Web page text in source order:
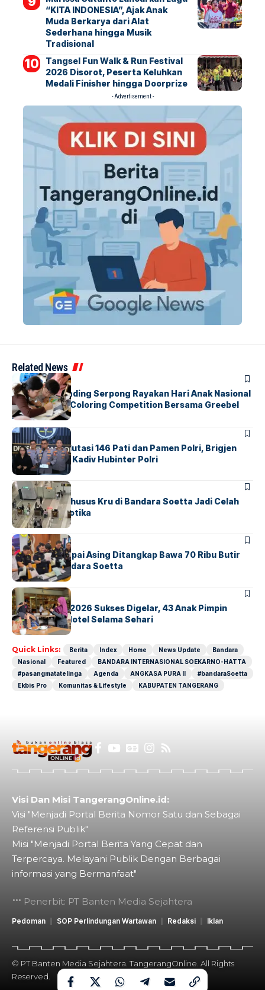
“KITA INDONESIA”, Ajak Anak
Muda Berkarya dari Alat
Sederhana hingga Musik
Tradisional
Tangsel Fun Walk & Run Festival
2026 Disorot, Peserta Keluhkan
Medali Finisher hingga Doorprize
- Advertisement -
Related News
BERITAINDEX
Atria Hotel Gading Serpong Rayakan Hari Anak Nasional
Lewat Family Coloring Competition Bersama Greebel
Indonesia
BERITA
Mabes Polri Mutasi 146 Pati dan Pamen Polri, Brigjen
Untung Jabat Kadiv Hubinter Polri
BANDARABERITA
Ketika Jalur Khusus Kru di Bandara Soetta Jadi Celah
Sindikat Narkotika
BANDARA BERITA
Kopilot Maskapai Asing Ditangkap Bawa 70 Ribu Butir
Ekstasi di Bandara Soetta
BERITAINDEX
GM For A Day 2026 Sukses Digelar, 43 Anak Pimpin
Operasional Hotel Selama Sehari
Quick Links: Berita Index Home News Update
Bandara
Nasional
Featured
BANDARA INTERNASIONAL SOEKARNO-HATTA
#pasangmatatelinga
Agenda ANGKASA PURA II
#bandaraSoetta
Ekbis Pro
Komunitas & Lifestyle KABUPATEN TANGERANG
Visi Dan Misi TangerangOnline.id:
Visi "Menjadi Portal Berita Nomor Satu dan Sebagai
Referensi Publik"
Misi "Menjadi Portal Berita Yang Cepat dan
Terpercaya. Melayani Publik Dengan Berbagai
informasi yang Bermanfaat"
Penerbit: PT Banten Media Sejahtera
Pedoman SOP Perlindungan Wartawan Redaksi Iklan
© PT Banten Media Sejahtera. TangerangOnline. All Rights
Reserved.